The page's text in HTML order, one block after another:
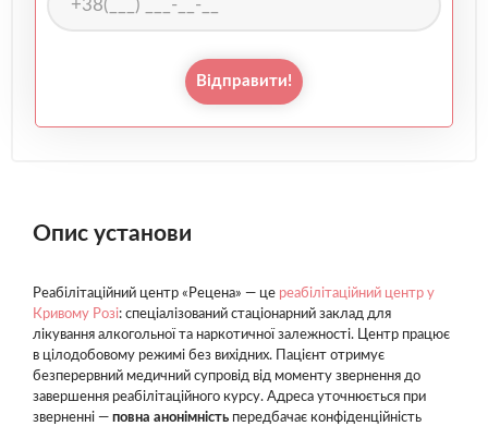
Відправити!
Опис установи
Реабілітаційний центр «Рецена» — це реабілітаційний центр у
Кривому Розі: спеціалізований стаціонарний заклад для
лікування алкогольної та наркотичної залежності. Центр працює
в цілодобовому режимі без вихідних. Пацієнт отримує
безперервний медичний супровід від моменту звернення до
завершення реабілітаційного курсу. Адреса уточнюється при
зверненні — повна анонімність передбачає конфіденційність